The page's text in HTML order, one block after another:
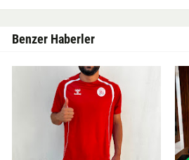
Benzer Haberler